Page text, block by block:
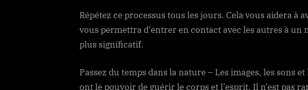
Répétez ce processus tous les jours. Cela vous aidera à
vous permettra d’entrer en contact avec les autres à un
plus significatif.
Passez du temps dans la nature – Les images, les sons
ont le pouvoir de guérir le corps et l’esprit. Il n’est pas